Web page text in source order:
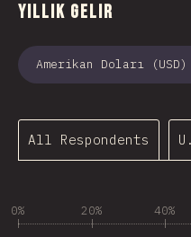
Yıllık Gelir
Amerikan Doları
All Respondents
0% 20% 40%